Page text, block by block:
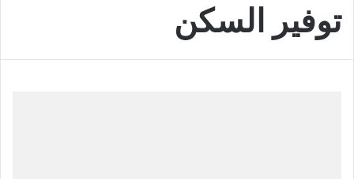
توفير السكن